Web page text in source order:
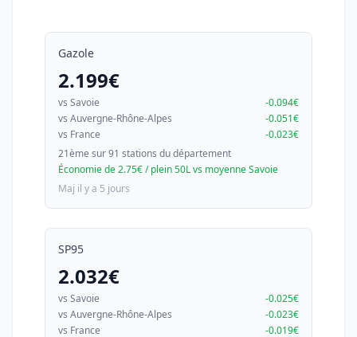
Gazole
2.199€
vs Savoie
-0.094€
vs Auvergne-Rhône-Alpes
-0.051€
vs France
-0.023€
21ème sur 91 stations du département
Économie de 2.75€ / plein 50L vs moyenne Savoie
Maj il y a 5 jours
SP95
2.032€
vs Savoie
-0.025€
vs Auvergne-Rhône-Alpes
-0.023€
vs France
-0.019€